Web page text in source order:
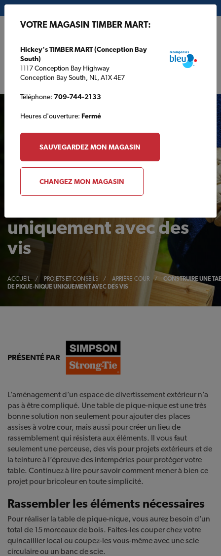
ARRIÈRE-COUR
Construire une table de
uniquement avec des
vis
ACCUEIL / PROJETS ET CONSEILS / ARRIÈRE-COUR /
CONSTRUIRE UNE
DE PIQUE-NIQUE UNIQUEMENT AVEC DES VIS
PRÉSENTÉ PAR
L’aménagement d’un espace de divertissement extérieur n’a
pas à être compliqué. Une table de pique-nique est une très
bonne solution non seulement pour ajouter des places
assises à votre cour, mais aussi pour créer un lieu de
rassemblement qui résistera aux éléments. Il vous faut
seulement une perceuse, des vis pour projets extérieurs et de
la teinture à l’épreuve des intempéries pour protéger votre
table. Continuez à lire pour savoir comment mener à bien ce
projet pour bricoleur en toute simplicité.
Rassembler les éléments nécessaires
Pour réaliser la table de pique-nique, vous aurez besoin d’un
total de 15 morceaux de bois. Faites-les couper chez votre
quincaillier local ou coupez-les vous-même avec une scie
circulaire ou un banc de scie.
VOTRE MAGASIN TIMBER MART:
Hickey's TIMBER MART (Conception Bay
South)
1117 Conception Bay Highway
Conception Bay South, NL, A1X 4E7
Téléphone: 709-744-2133
Heures d'ouverture: Fermé
SAUVEGARDEZ MON MAGASIN
CHANGEZ MON MAGASIN